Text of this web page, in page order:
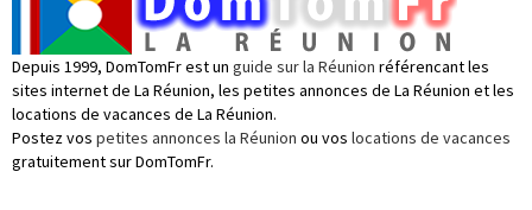
Depuis 1999, DomTomFr est un guide sur la Réunion référencant les
sites internet de La Réunion, les petites annonces de La Réunion et les
locations de vacances de La Réunion.
Postez vos petites annonces la Réunion ou vos locations de vacances
gratuitement sur DomTomFr.